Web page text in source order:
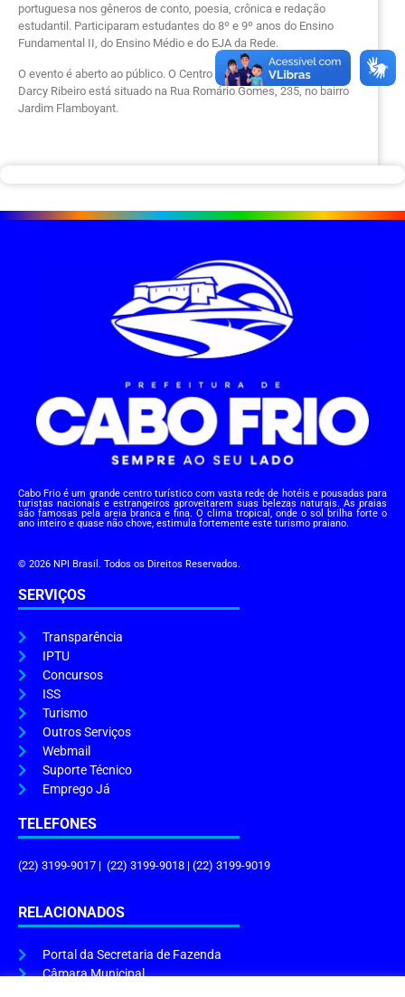
portuguesa nos gêneros de conto, poesia, crônica e redação
estudantil. Participaram estudantes do 8º e 9º anos do Ensino
Fundamental II, do Ensino Médio e do EJA da Rede.
O evento é aberto ao público. O Centro de Gestão Educacional
Darcy Ribeiro está situado na Rua Romário Gomes, 235, no bairro
Jardim Flamboyant.
Cabo Frio é um grande centro turístico com vasta rede de hotéis e pousadas para
turistas nacionais e estrangeiros aproveitarem suas belezas naturais. As praias
são famosas pela areia branca e fina. O clima tropical, onde o sol brilha forte o
ano inteiro e quase não chove, estimula fortemente este turismo praiano.
© 2026 NPI Brasil. Todos os Direitos Reservados.
SERVIÇOS
Transparência
IPTU
Concursos
ISS
Turismo
Outros Serviços
Webmail
Suporte Técnico
Emprego Já
TELEFONES
(22) 3199-9017 | (22) 3199-9018 | (22) 3199-9019
RELACIONADOS
Portal da Secretaria de Fazenda
Câmara Municipal